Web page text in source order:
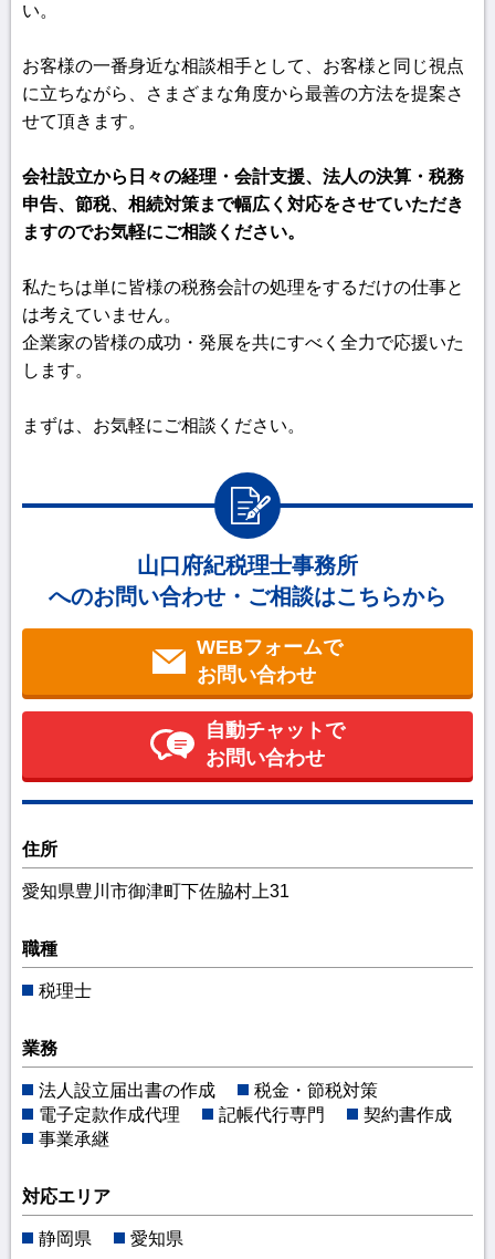
い。
お客様の一番身近な相談相手として、お客様と同じ視点
に立ちながら、さまざまな角度から最善の方法を提案さ
せて頂きます。
会社設立から日々の経理・会計支援、法人の決算・税務
申告、節税、相続対策まで幅広く対応をさせていただき
ますのでお気軽にご相談ください。
私たちは単に皆様の税務会計の処理をするだけの仕事と
は考えていません。
企業家の皆様の成功・発展を共にすべく全力で応援いた
します。
まずは、お気軽にご相談ください。
山口府紀税理士事務所
へのお問い合わせ・ご相談はこちらから
WEBフォームで
お問い合わせ
自動チャットで
お問い合わせ
住所
愛知県豊川市御津町下佐脇村上31
職種
税理士
業務
法人設立届出書の作成
税金・節税対策
電子定款作成代理
記帳代行専門
契約書作成
事業承継
対応エリア
静岡県 愛知県